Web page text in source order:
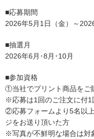
■応募期間
2026年5月1日（金）～
■抽選月
2026年6月･8月･10月
■参加資格
①当社でプリント商品をご
※応募は1回のご注文に付1
②応募フォームより5名以
ジをお送り頂いた方
※写真が不鮮明な場合は対